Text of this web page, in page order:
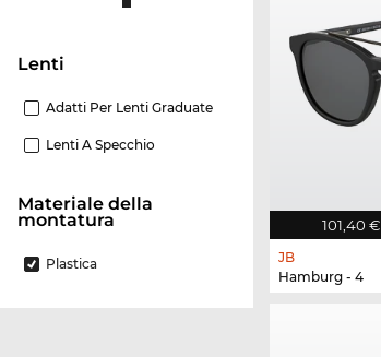
Lenti
Adatti Per Lenti Graduate
Lenti A Specchio
Materiale della
montatura
Plastica
101,40 €
JB
Hamburg - 4